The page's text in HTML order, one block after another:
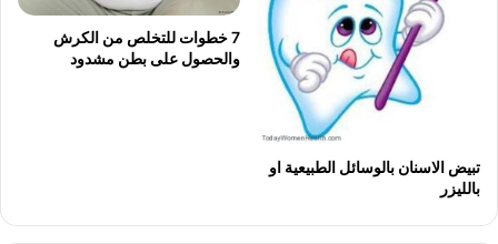
تبيض الاسنان بالوسائل الطبيعية او
بالليزر
7 خطوات للتخلص من الكرش
والحصول على بطن مشدود